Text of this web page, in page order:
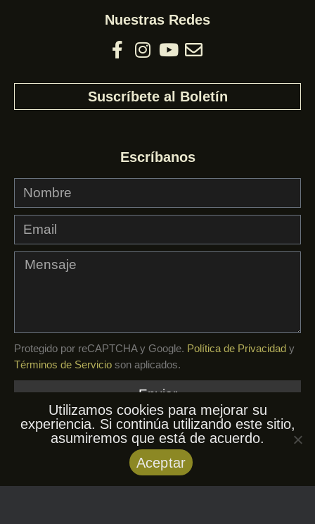
Nuestras Redes
Suscríbete al Boletín
Escríbanos
Protegido por reCAPTCHA y Google. Política de Privacidad y
Términos de Servicio son aplicados.
Enviar
© AfroKuba, 2026. Todos los derechos
reservados.
Utilizamos cookies para mejorar su
experiencia. Si continúa utilizando este sitio,
asumiremos que está de acuerdo.
Aceptar